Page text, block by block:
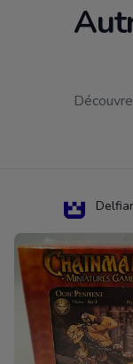
Delfiar